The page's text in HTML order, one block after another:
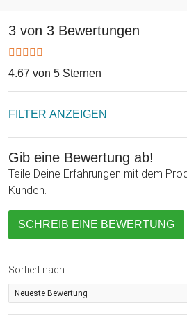
3 von 3 Bewertungen
4.67 von 5 Sternen
FILTER ANZEIGEN
Gib eine Bewertung ab!
Teile Deine Erfahrungen mit dem
Kunden.
SCHREIB EINE BEWERTUNG
Sortiert nach